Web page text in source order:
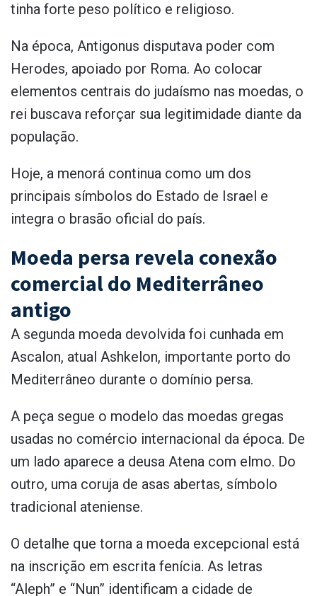
tinha forte peso político e religioso.
Na época, Antigonus disputava poder com
Herodes, apoiado por Roma. Ao colocar
elementos centrais do judaísmo nas moedas, o
rei buscava reforçar sua legitimidade diante da
população.
Hoje, a menorá continua como um dos
principais símbolos do Estado de Israel e
integra o brasão oficial do país.
Moeda persa revela conexão
comercial do Mediterrâneo
antigo
A segunda moeda devolvida foi cunhada em
Ascalon, atual Ashkelon, importante porto do
Mediterrâneo durante o domínio persa.
A peça segue o modelo das moedas gregas
usadas no comércio internacional da época. De
um lado aparece a deusa Atena com elmo. Do
outro, uma coruja de asas abertas, símbolo
tradicional ateniense.
O detalhe que torna a moeda excepcional está
na inscrição em escrita fenícia. As letras
“Aleph” e “Nun” identificam a cidade de